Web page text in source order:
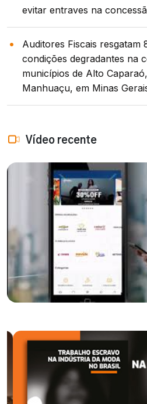
evitar entraves na
Auditores Fiscais resgatam
condições degradantes na
municípios de Alto
Manhuaçu, em Minas
Vídeo recente